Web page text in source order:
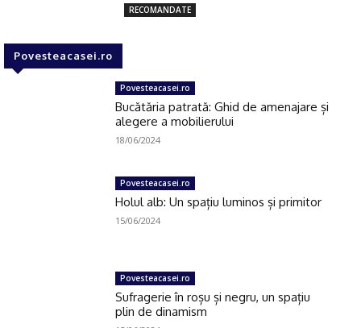
RECOMANDATE
Povesteacasei.ro
Povesteacasei.ro
Bucătăria patrată: Ghid de amenajare și
alegere a mobilierului
18/06/2024
Povesteacasei.ro
Holul alb: Un spațiu luminos și primitor
15/06/2024
Povesteacasei.ro
Sufragerie în roșu și negru, un spațiu
plin de dinamism